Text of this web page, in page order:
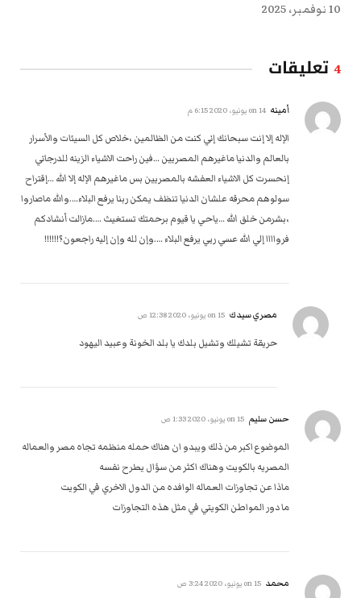
10 نوفمبر، 2025
4تعليقات
أمينه 14 يونيو، 2020 6:15 م
الإله إلا إنت سبحانك إني كنت من الظالمين ،خلاص كل السيئات والأسرار
بالعالم والدنيا ماغيرهم المصريين …فين راحت الاشياء الزينه للدرجاتي
إنحسرت كل الاشياء العفشه بالمصريين بس ماغيرهم الإله إلا الله …إقتراح
سولوهم محرقه علشان الدنيا تنظف يمكن ربنا يرفع البلاء….والله ماصاروا
،بشرمن خلق الله …ياحي يا قيوم برحمتك تستغيث ….مازالت أنشادكم
فرواااا إلي الله عسي ربي يرفع البلاء ….وإن لله وإن إليه راجعون؟!!!!!!
مصري سيدك 15 يونيو، 2020 12:38 ص
حريقة تشيلك وتشيل بلدك يا بلد الخونة وعبيد اليهود
حسن سليم 15 يونيو، 2020 1:33 ص
الموضوع اكبر من ذلك ويبدو ان هناك حمله منظمه تجاه مصر والعماله
المصريه بالكويت وهناك اكثر من سؤال يطرح نفسه
ماذا عن تجاوزات العماله الوافده من الدول الاخري في الكويت
ما دور المواطن الكويتي في مثل هذه التجاوزات
محمد 15 يونيو، 2020 3:24 ص